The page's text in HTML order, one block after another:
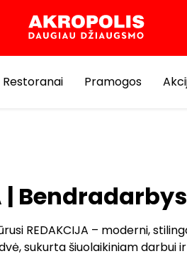
Restoranai Pramogos
|
REDAKCIJA – moderni,
sukurta šiuolaikiniam darbui